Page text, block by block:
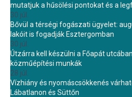
mutatjuk a hűsölési pontokat és a
30 júl.
Bővül a térségi fogászati ügyelet:
lakóit is fogadják Esztergomban
30 júl.
Útzárra kell készülni a Főapát
közműépítési munkák
28 júl.
Vízhiány és nyomáscsökkenés
Lábatlanon és Süttőn